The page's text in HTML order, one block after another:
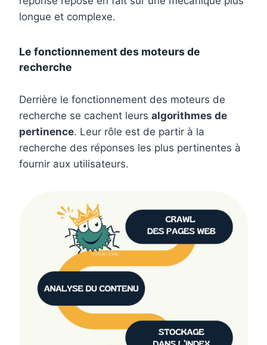
longue et complexe.
Le fonctionnement des moteurs de
recherche
Derrière le fonctionnement des moteurs de
recherche se cachent leurs algorithmes de
pertinence. Leur rôle est de partir à la
recherche des réponses les plus pertinentes à
fournir aux utilisateurs.